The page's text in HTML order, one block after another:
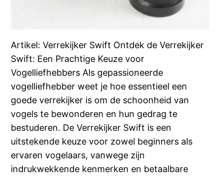
Artikel: Verrekijker Swift Ontdek de Verrekijker
Swift: Een Prachtige Keuze voor
Vogelliefhebbers Als gepassioneerde
vogelliefhebber weet je hoe essentieel een
goede verrekijker is om de schoonheid van
vogels te bewonderen en hun gedrag te
bestuderen. De Verrekijker Swift is een
uitstekende keuze voor zowel beginners als
ervaren vogelaars, vanwege zijn
indrukwekkende kenmerken en betaalbare